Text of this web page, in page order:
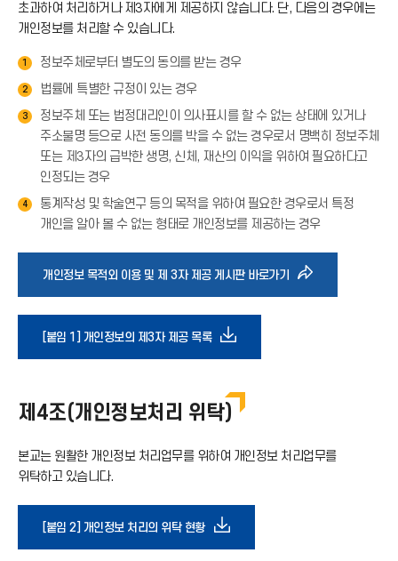
초과하여 처리하거나 제3자에게 제공하지 않습니다. 단, 다음의 경우에는
개인정보를 처리할 수 있습니다.
1 정보주체로부터 별도의 동의를 받는 경우
2 법률에 특별한 규정이 있는 경우
3
정보주체 또는 법정대리인이 의사표시를 할 수 없는 상태에 있거나
주소불명 등으로 사전 동의를 박을 수 없는 경우로서 명백히 정보주체
또는 제3자의 급박한 생명, 신체, 재산의 이익을 위하여 필요하다고
인정되는 경우
4
통계작성 및 학술연구 등의 목적을 위하여 필요한 경우로서 특정
개인을 알아 볼 수 없는 형태로 개인정보를 제공하는 경우
개인정보 목적외 이용 및 제 3자 제공 게시판 바로가기 바
아
[붙임 1] 개인정보의 제3자 제공 목록다
로
제4조(개인정보처리 위탁)
본교는 원활한 개인정보 처리업무를 위하여 개인정보 처리업무를
위탁하고 있습니다.
[붙임 2] 개인정보 처리의 위탁 현황다